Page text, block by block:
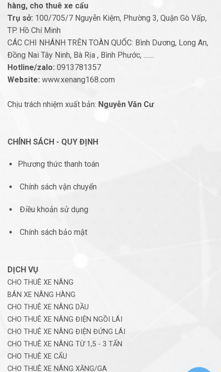
hàng, cho thuê xe cẩu
Trụ sở: 100/705/7 Nguyễn Kiệm, Phường 3, Quận Gò Vấp,
TP. Hồ Chí Minh
CÁC CHI NHÁNH TRÊN TOÀN QUỐC: Bình Dương, Long An,
Đồng Nai Tây Ninh, Bà Rịa , Bình Phước, .......
Hotline/zalo: 0913781357
Website: www.xenang168.com
Chịu trách nhiệm xuất bản: Nguyễn Văn Cư
CHÍNH SÁCH - QUY ĐỊNH
Phương thức thanh toán
Chính sách vận chuyển
Điều khoản sử dụng
Chính sách bảo mật
DỊCH VỤ
CHO THUÊ XE NÂNG
BÁN XE NÂNG HÀNG
CHO THUÊ XE NÂNG DẦU
CHO THUÊ XE NÂNG ĐIỆN NGỒI LÁI
CHO THUÊ XE NÂNG ĐIỆN ĐỨNG LÁI
CHO THUÊ XE NÂNG TỪ 1,5 - 3 TẤN
CHO THUÊ XE CẨU
CHO THUÊ XE NÂNG XĂNG/GA